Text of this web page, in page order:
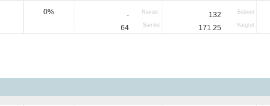
0% - Nuvær.
64 Samlet
132 Beboet
171.25 Vægtet